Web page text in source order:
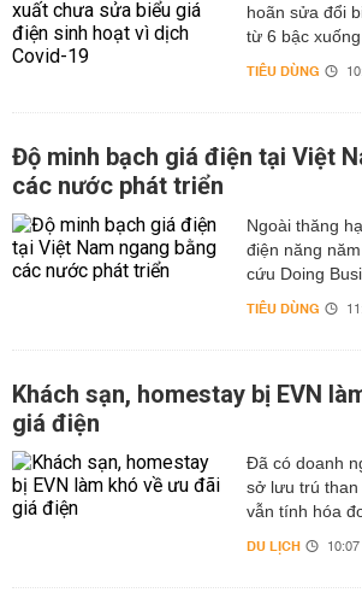
hoãn sửa đổi
từ 6 bậc xuống
TIÊU DÙNG
Độ minh bạch giá điện tại Việt
các nước phát triển
Ngoài thăng
điện năng
cứu Doing
TIÊU DÙNG
Khách sạn, homestay bị EVN
giá điện
Đã có doanh
sở lưu trú
vẫn tính hóa
DU LỊCH